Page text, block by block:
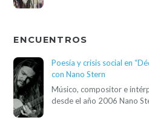
ENCUENTROS
Poesía y crisis social en
con Nano Stern
Músico, compositor e
desde el año 2006 Nano